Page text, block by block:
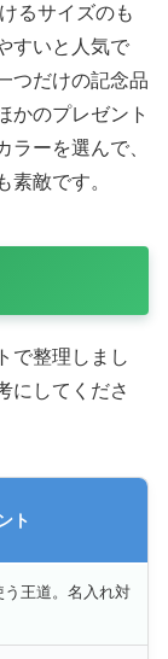
るサイズのも
すいと人気で
つだけの記念品
かのプレゼント
ーを選んで、
敵です。
で整理しまし
にしてくださ
ト
王道。名入れ対